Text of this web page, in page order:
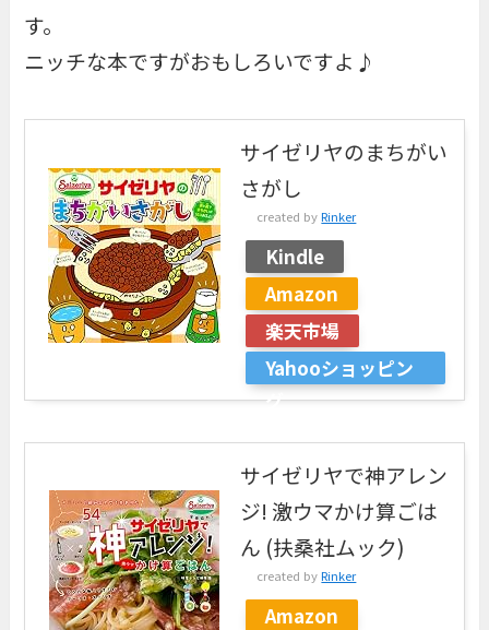
す。
ニッチな本ですがおもしろいですよ♪
サイゼリヤのまちがい
さがし
created byRinker
Kindle
Amazon
楽天市場
Yahooショッピン
グ
サイゼリヤで神アレン
ジ! 激ウマかけ算ごは
ん (扶桑社ムック)
created byRinker
Amazon